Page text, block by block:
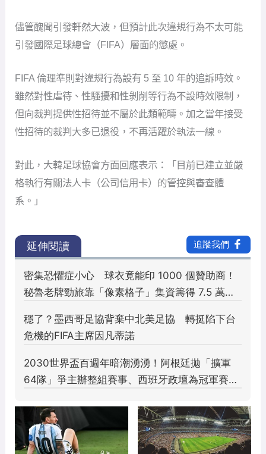
儘管醜聞引發軒然大波，但預計此次違規行為不太可能
引發國際足球總會（FIFA）層面的懲處。
FIFA 倫理準則對違規行為設有 5 至 10 年的追訴時效。
雖然對性虐待、性騷擾和性剝削等行為不設時效限制，
但向裁判提供性招待並不屬於此類範疇。加之當年接受
性招待的裁判大多已退役，不再活躍於執法一線。
對此，大韓足球協會方面回應表示：「目前已建立並嚴
格執行有關法人卡（公司信用卡）的管控與審查體
系。」